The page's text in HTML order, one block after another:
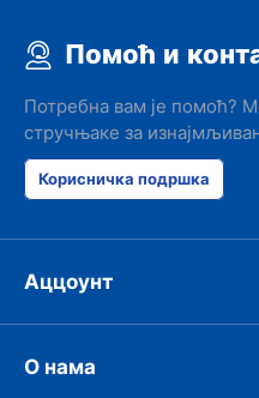
Помоћ и
Потребна вам је помоћ?
стручњаке за
Корисничка подршка
Аццоунт
О нама